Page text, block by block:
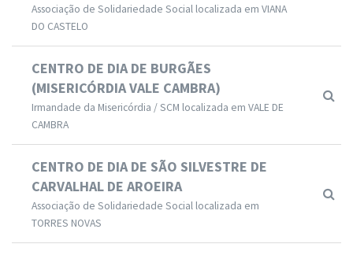
Associação de Solidariedade Social localizada em VIANA
DO CASTELO
CENTRO DE DIA DE BURGÃES
(MISERICÓRDIA VALE CAMBRA)
Irmandade da Misericórdia / SCM localizada em VALE DE
CAMBRA
CENTRO DE DIA DE SÃO SILVESTRE DE
CARVALHAL DE AROEIRA
Associação de Solidariedade Social localizada em
TORRES NOVAS